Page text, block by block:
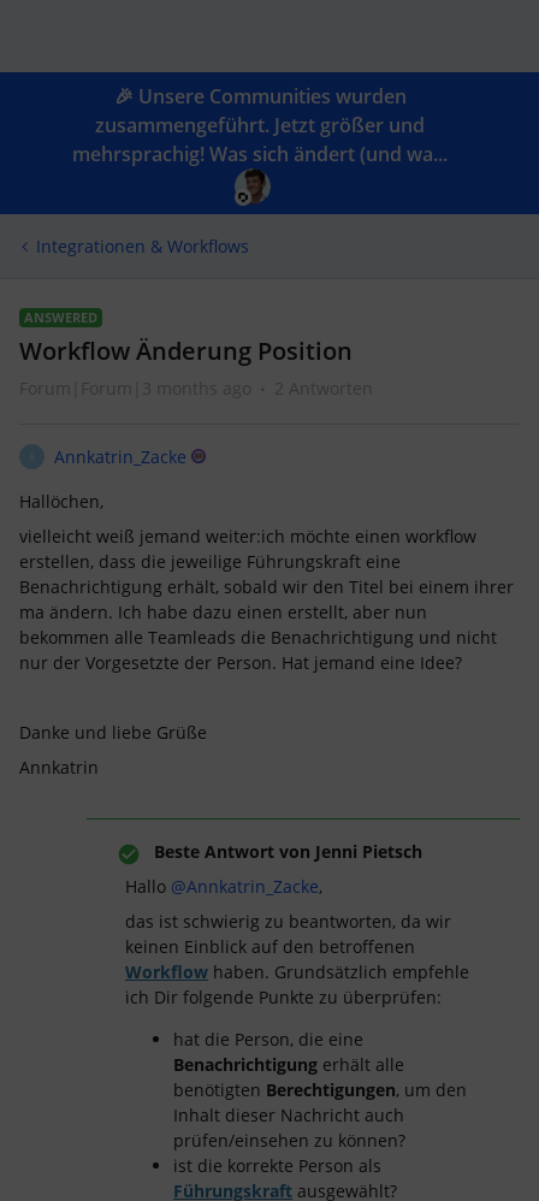
🎉 Unsere Communities wurden
zusammengeführt. Jetzt größer und
mehrsprachig! Was sich ändert (und wa...
Integrationen & Workflows
ANSWERED
Workflow Änderung Position
Forum|Forum|3 months ago 2 Antworten
A
Annkatrin_Zacke
Hallöchen,
vielleicht weiß jemand weiter:ich möchte einen workflow
erstellen, dass die jeweilige Führungskraft eine
Benachrichtigung erhält, sobald wir den Titel bei einem ihrer
ma ändern. Ich habe dazu einen erstellt, aber nun
bekommen alle Teamleads die Benachrichtigung und nicht
nur der Vorgesetzte der Person. Hat jemand eine Idee?
Danke und liebe Grüße
Annkatrin
Beste Antwort von Jenni Pietsch
Hallo ​ @Annkatrin_Zacke,
das ist schwierig zu beantworten, da wir
keinen Einblick auf den betroffenen
Workflow haben. Grundsätzlich empfehle
ich Dir folgende Punkte zu überprüfen:
hat die Person, die eine
Benachrichtigung erhält alle
benötigten Berechtigungen, um den
Inhalt dieser Nachricht auch
prüfen/einsehen zu können?
ist die korrekte Person als
Führungskraft ausgewählt?